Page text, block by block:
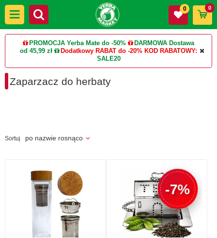
PROMOCJA Yerba Mate do -50%
DARMOWA Dostawa
od 45,99 zł
Dodatkowy RABAT do -20% KOD RABATOWY:
SALE20
0 0
Zaparzacz do herbaty
Sortuj po nazwie rosnąco
-7%